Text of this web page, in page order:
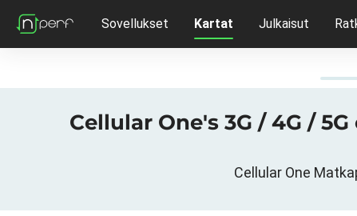
Sovellukset Kartat Julkaisut
Cellular One's 3G / 4G /
Cellular One